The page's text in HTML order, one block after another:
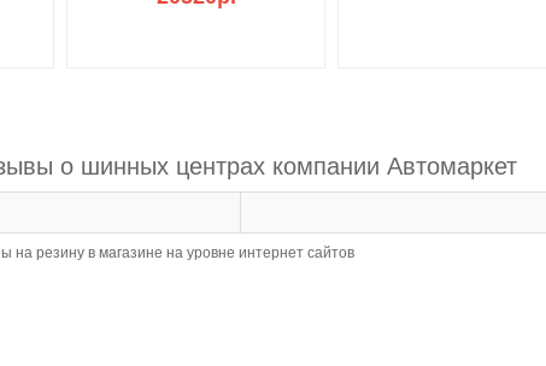
о шинных центрах компании Автомаркет
резину в магазине на уровне интернет сайтов